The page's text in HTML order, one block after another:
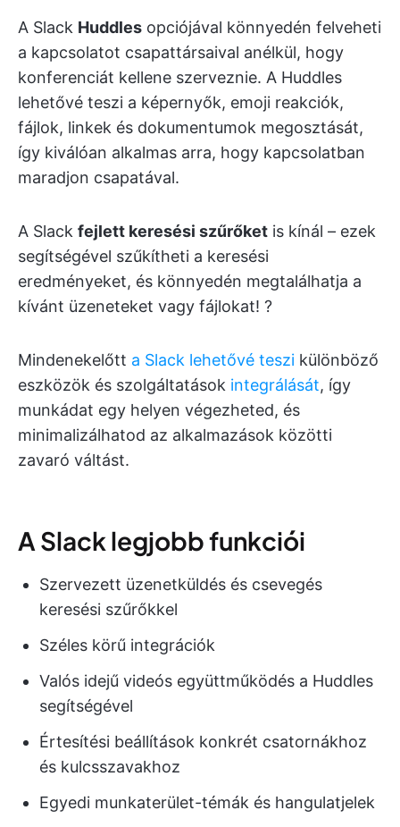
A Slack Huddles opciójával könnyedén felveheti
a kapcsolatot csapattársaival anélkül, hogy
konferenciát kellene szerveznie. A Huddles
lehetővé teszi a képernyők, emoji reakciók,
fájlok, linkek és dokumentumok megosztását,
így kiválóan alkalmas arra, hogy kapcsolatban
maradjon csapatával.
A Slack fejlett keresési szűrőket is kínál – ezek
segítségével szűkítheti a keresési
eredményeket, és könnyedén megtalálhatja a
kívánt üzeneteket vagy fájlokat! ?
Mindenekelőtt a Slack lehetővé teszi különböző
eszközök és szolgáltatások integrálását, így
munkádat egy helyen végezheted, és
minimalizálhatod az alkalmazások közötti
zavaró váltást.
A Slack legjobb funkciói
Szervezett üzenetküldés és csevegés
keresési szűrőkkel
Széles körű integrációk
Valós idejű videós együttműködés a Huddles
segítségével
Értesítési beállítások konkrét csatornákhoz
és kulcsszavakhoz
Egyedi munkaterület-témák és hangulatjelek